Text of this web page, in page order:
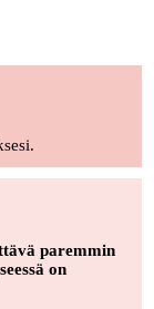
paremmin
on